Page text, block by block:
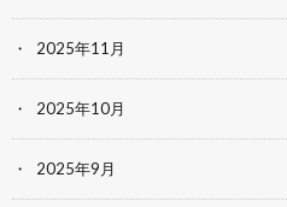
2025年11月
2025年10月
2025年9月